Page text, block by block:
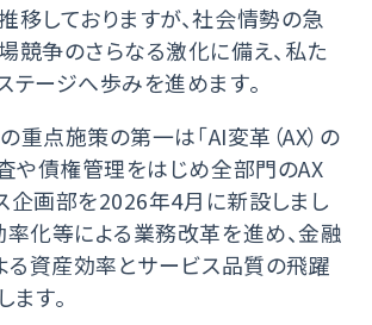
移しておりますが、社会情勢の急
競争のさらなる激化に備え、私た
テージへ歩みを進めます。
重点施策の第一は「AI変革（AX）の
査や債権管理をはじめ全部門のAX
企画部を2026年4月に新設しまし
率化等による業務改革を進め、金融
る資産効率とサービス品質の飛躍
す。